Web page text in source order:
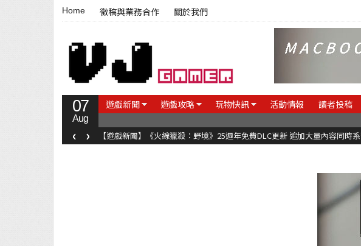
Home 徵稿與業務合作 關於我們
07
Aug
遊戲新聞 遊戲攻略 玩物快訊 活動情報 讀者投稿
【遊戲新聞】《火線獵殺：野境》25週年免費DLC更新 追加大量內容同時
‹ ›